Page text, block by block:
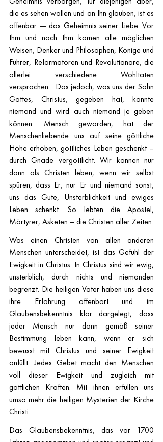
die es sehen wollen und an Ihn glauben, ist es
offenbar — das Geheimnis seiner Liebe. Vor
Ihm und nach Ihm kamen alle möglichen
Weisen, Denker und Philosophen, Könige und
Führer, Reformatoren und Revolutionäre, die
allerlei verschiedene Wohltaten
versprachen... Das jedoch, was uns der Sohn
Gottes, Christus, gegeben hat, konnte
niemand und wird auch niemand je geben
können. Mensch geworden, hat der
Menschenliebende uns auf seine göttliche
Höhe erhoben, göttliches Leben geschenkt –
durch Gnade vergöttlicht. Wir können nur
dann als Christen leben, wenn wir selbst
spüren, dass Er, nur Er und niemand sonst,
uns das Gute, Unsterblichkeit und ewiges
Leben schenkt. So lebten die Apostel,
Märtyrer, Asketen – die Christen aller Zeiten.
Was einen Christen von allen anderen
Menschen unterscheidet, ist das Gefühl der
Ewigkeit in Christus. In Christus sind wir ewig,
unsterblich, durch nichts und niemanden
begrenzt. Die heiligen Väter haben uns diese
ihre Erfahrung offenbart und im
Glaubensbekenntnis klar dargelegt, dass
jeder Mensch nur dann gemäß seiner
Bestimmung leben kann, wenn er sich
bewusst mit Christus und seiner Ewigkeit
anfüllt. Jedes Gebet macht den Menschen
voll dieser Ewigkeit und zugleich mit
göttlichen Kräften. Mit ihnen erfüllen uns
umso mehr die heiligen Mysterien der Kirche
Christi.
Das Glaubensbekenntnis, das vor 1700